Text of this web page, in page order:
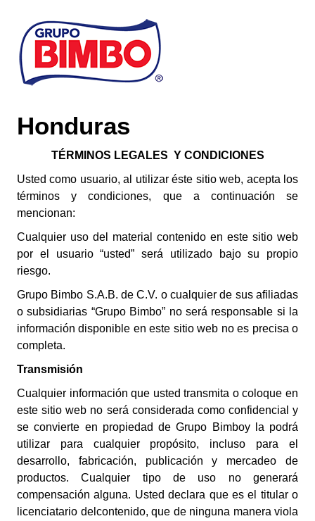
Skip to main content
Honduras
TÉRMINOS LEGALES Y CONDICIONES
Usted como usuario, al utilizar éste sitio web, acepta los
términos y condiciones, que a continuación se
mencionan:
Cualquier uso del material contenido en este sitio web
por el usuario “usted” será utilizado bajo su propio
riesgo.
Grupo Bimbo S.A.B. de C.V. o cualquier de sus afiliadas
o subsidiarias “Grupo Bimbo” no será responsable si la
información disponible en este sitio web no es precisa o
completa.
Transmisión
Cualquier información que usted transmita o coloque en
este sitio web no será considerada como confidencial y
se convierte en propiedad de Grupo Bimboy la podrá
utilizar para cualquier propósito, incluso para el
desarrollo, fabricación, publicación y mercadeo de
productos. Cualquier tipo de uso no generará
compensación alguna. Usted declara que es el titular o
licenciatario delcontenido, que de ninguna manera viola